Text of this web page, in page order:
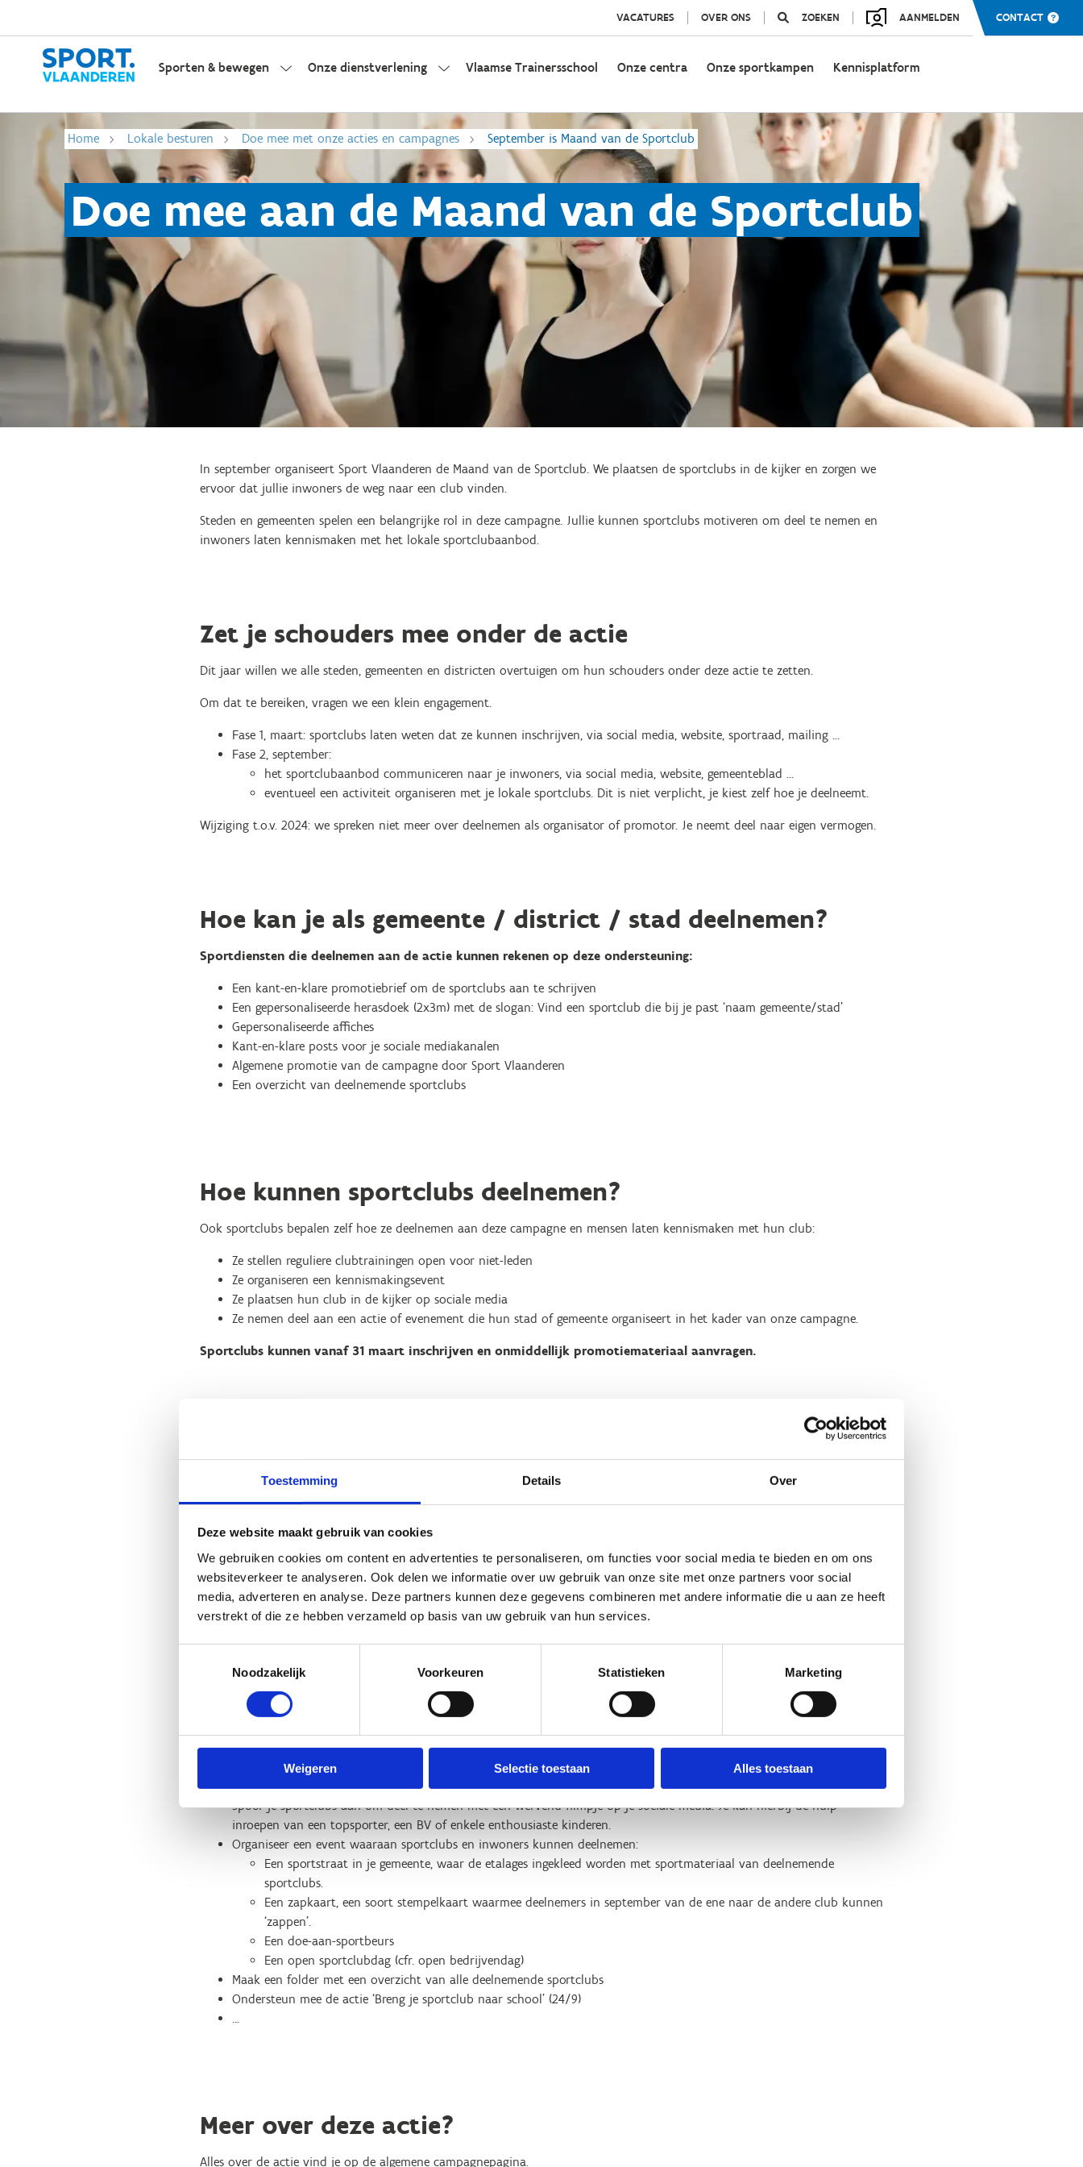
Toestemming Details Over
Deze website maakt gebruik van cookies
We gebruiken cookies om content en advertenties te personaliseren, om functies voor social media te bieden en om ons
websiteverkeer te analyseren. Ook delen we informatie over uw gebruik van onze site met onze partners voor social
media, adverteren en analyse. Deze partners kunnen deze gegevens combineren met andere informatie die u aan ze heeft
verstrekt of die ze hebben verzameld op basis van uw gebruik van hun services.
Noodzakelijk
Voorkeuren Statistieken Marketing
Weigeren Selectie toestaan Alles toestaan
VACATURES OVER ONS ZOEKEN AANMELDEN CONTACT
Sporten & bewegen Onze dienstverlening Vlaamse Trainersschool Onze centra Onze sportkampen Kennisplatform
Home Lokale besturen Doe mee met onze acties en campagnes September is Maand van de Sportclub
Doe mee aan de Maand van de Sportclub
In september organiseert Sport Vlaanderen de Maand van de Sportclub. We plaatsen de sportclubs in de kijker en zorgen we
ervoor dat jullie inwoners de weg naar een club vinden.
Steden en gemeenten spelen een belangrijke rol in deze campagne. Jullie kunnen sportclubs motiveren om deel te nemen en
inwoners laten kennismaken met het lokale sportclubaanbod.
Zet je schouders mee onder de actie
Dit jaar willen we alle steden, gemeenten en districten overtuigen om hun schouders onder deze actie te zetten.
Om dat te bereiken, vragen we een klein engagement.
Fase 1, maart: sportclubs laten weten dat ze kunnen inschrijven, via social media, website, sportraad, mailing …
Fase 2, september:
het sportclubaanbod communiceren naar je inwoners, via social media, website, gemeenteblad …
eventueel een activiteit organiseren met je lokale sportclubs. Dit is niet verplicht, je kiest zelf hoe je deelneemt.
Wijziging t.o.v. 2024: we spreken niet meer over deelnemen als organisator of promotor. Je neemt deel naar eigen vermogen.
Hoe kan je als gemeente / district / stad deelnemen?
Sportdiensten die deelnemen aan de actie kunnen rekenen op deze ondersteuning:
Een kant-en-klare promotiebrief om de sportclubs aan te schrijven
Een gepersonaliseerde herasdoek (2x3m) met de slogan: Vind een sportclub die bij je past ‘naam gemeente/stad’
Gepersonaliseerde affiches
Kant-en-klare posts voor je sociale mediakanalen
Algemene promotie van de campagne door Sport Vlaanderen
Een overzicht van deelnemende sportclubs
Hoe kunnen sportclubs deelnemen?
Ook sportclubs bepalen zelf hoe ze deelnemen aan deze campagne en mensen laten kennismaken met hun club:
Ze stellen reguliere clubtrainingen open voor niet-leden
Ze organiseren een kennismakingsevent
Ze plaatsen hun club in de kijker op sociale media
Ze nemen deel aan een actie of evenement die hun stad of gemeente organiseert in het kader van onze campagne.
Sportclubs kunnen vanaf 31 maart inschrijven en onmiddellijk promotiemateriaal aanvragen.
inschrijving?
Een affiche
Een spandoek met een leuke slogan (inschrijven voor 1 juli)
Kant-en-klare posts voor hun sociale mediakanalen
Algemene promotie van de campagne door Sport Vlaanderen
Inspiratie voor extra promotie- acties en - events
Een paar voorbeelden van promotie- acties en -events voor je sportclubs en inwoners:
Spoor je sportclubs aan om deel te nemen met een wervend filmpje op je sociale media. Je kan hierbij de hulp
inroepen van een topsporter, een BV of enkele enthousiaste kinderen.
Organiseer een event waaraan sportclubs en inwoners kunnen deelnemen:
Een sportstraat in je gemeente, waar de etalages ingekleed worden met sportmateriaal van deelnemende
sportclubs.
Een zapkaart, een soort stempelkaart waarmee deelnemers in september van de ene naar de andere club kunnen
‘zappen’.
Een doe-aan-sportbeurs
Een open sportclubdag (cfr. open bedrijvendag)
Maak een folder met een overzicht van alle deelnemende sportclubs
Ondersteun mee de actie ‘Breng je sportclub naar school’ (24/9)
…
Meer over deze actie?
Alles over de actie vind je op de algemene campagnepagina.